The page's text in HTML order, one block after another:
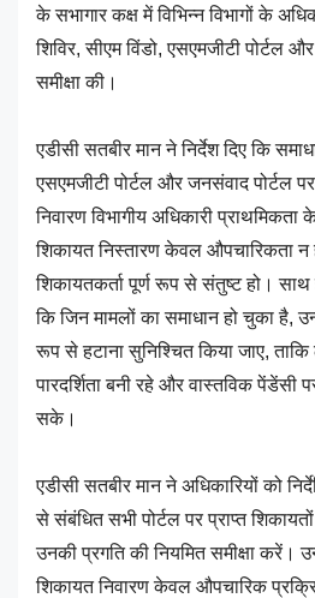
के सभागार कक्ष में विभिन्न विभागों के
शिविर, सीएम विंडो, एसएमजीटी पोर्टल
समीक्षा की।
एडीसी सतबीर मान ने निर्देश दिए कि
एसएमजीटी पोर्टल और जनसंवाद पोर्टल
निवारण विभागीय अधिकारी
शिकायत निस्तारण केवल औपचारिकता न
शिकायतकर्ता पूर्ण रूप से संतुष्ट हो। साथ
कि जिन मामलों का समाधान हो चुका है,
रूप से हटाना सुनिश्चित किया जाए,
पारदर्शिता बनी रहे और वास्तविक पेंडेंसी
सके।
एडीसी सतबीर मान ने अधिकारियों को
से संबंधित सभी पोर्टल पर प्राप्त
उनकी प्रगति की नियमित समीक्षा करें।
शिकायत निवारण केवल औपचारिक